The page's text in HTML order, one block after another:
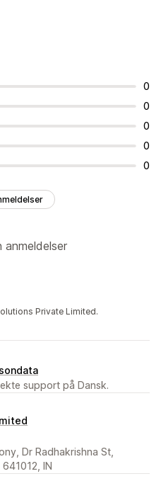
0
0
0
0
0
anmeldelser
Private Limited.
support på Dansk.
Dr Radhakrishna St,
IN